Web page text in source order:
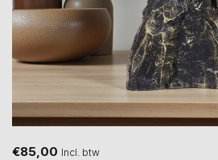
€85,00 Incl. btw